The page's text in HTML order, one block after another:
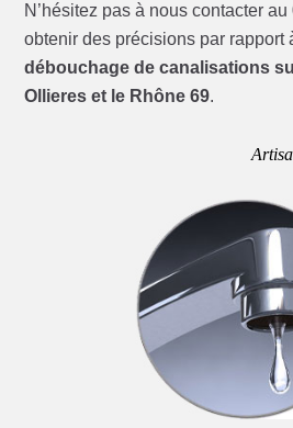
N’hésitez pas à nous contacter au
obtenir des précisions par rapport
débouchage de canalisations
Ollieres et le Rhône 69.